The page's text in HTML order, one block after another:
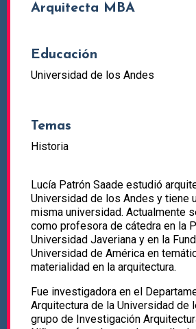
Arquitecta MBA
Educación
Universidad de los Andes
Temas
Historia
Lucía Patrón Saade estudió
Universidad de los Andes y tiene
misma universidad. Actualmente
como profesora de cátedra en la
Universidad Javeriana y en la
Universidad de América en
materialidad en la arquitectura.
Fue investigadora en el
Arquitectura de la Universidad de
grupo de Investigación